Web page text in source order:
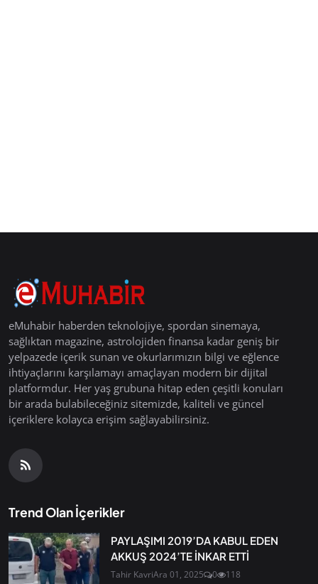
eMuhabir haberden teknolojiye, spordan sinemaya,
sağlıktan magazine, astrolojiden finansa kadar geniş bir
yelpazede içerik sunan ve okurlarımızın bilgi ve eğlence
ihtiyaçlarını karşılamayı amaçlayan modern bir dijital
platformdur. Her yaş grubuna hitap eden çeşitli konuları
bir arada bulabileceğiniz sitemizde, kaliteli ve güncel
içeriklere kolayca erişim sağlayabilirsiniz.
Trend Olan İçerikler
PAYLAŞIMI 2019’DA KABUL EDEN
AKKUŞ 2024’TE İNKAR ETTİ
Tahir KavriAra 01, 2025 0 118